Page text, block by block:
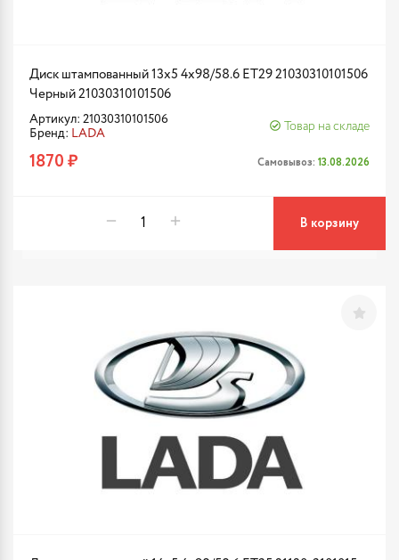
Диск штампованный 13x5 4x98/58.6 ET29 21030310101506
Черный 21030310101506
Артикул: 21030310101506
Бренд: LADA
Товар на складе
1870 ₽ Самовывоз: 13.08.2026
В корзину